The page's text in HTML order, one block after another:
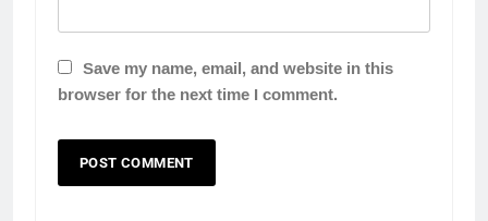
Save my name, email, and website in this
browser for the next time I comment.